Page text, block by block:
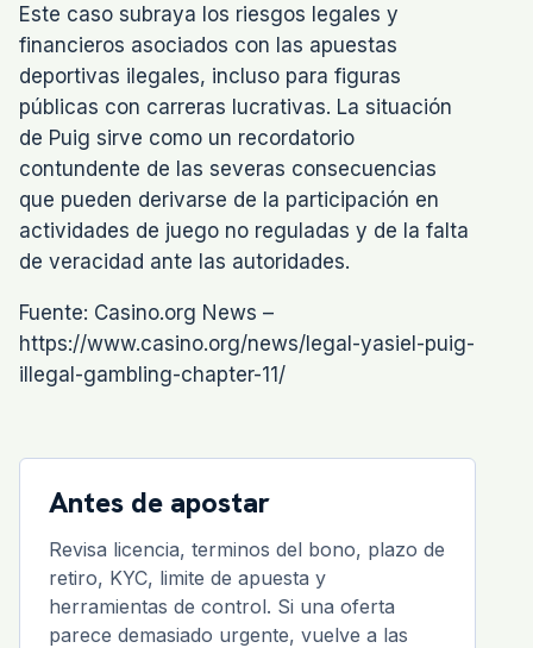
Este caso subraya los riesgos legales y
financieros asociados con las apuestas
deportivas ilegales, incluso para figuras
públicas con carreras lucrativas. La situación
de Puig sirve como un recordatorio
contundente de las severas consecuencias
que pueden derivarse de la participación en
actividades de juego no reguladas y de la falta
de veracidad ante las autoridades.
Fuente: Casino.org News –
https://www.casino.org/news/legal-yasiel-puig-
illegal-gambling-chapter-11/
Antes de apostar
Revisa licencia, terminos del bono, plazo de
retiro, KYC, limite de apuesta y
herramientas de control. Si una oferta
parece demasiado urgente, vuelve a las